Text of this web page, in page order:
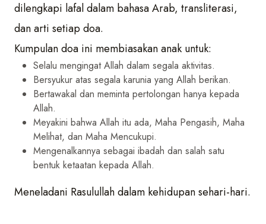
dilengkapi lafal dalam bahasa Arab, transliterasi,
dan arti setiap doa.
Kumpulan doa ini membiasakan anak untuk:
Selalu mengingat Allah dalam segala aktivitas.
Bersyukur atas segala karunia yang Allah berikan.
Bertawakal dan meminta pertolongan hanya kepada
Allah.
Meyakini bahwa Allah itu ada, Maha Pengasih, Maha
Melihat, dan Maha Mencukupi.
Mengenalkannya sebagai ibadah dan salah satu
bentuk ketaatan kepada Allah.
Meneladani Rasulullah dalam kehidupan sehari-hari.